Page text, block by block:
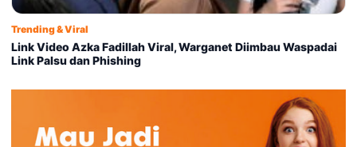
Trending & Viral
Link Video Azka Fadillah Viral, Warganet Diimbau Waspadai
Link Palsu dan Phishing